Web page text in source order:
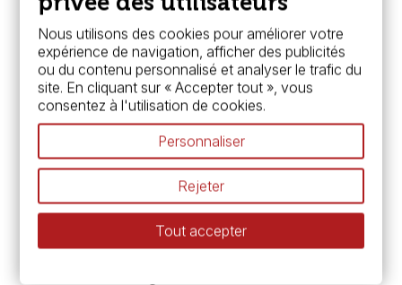
Services
Carte fidélité & avantages
Chèque cadeau, bon cadeaux
Devis & bon de commande
Pass culture - mode d'emploi
Nos promotions en cours
Espace conseils
L’aquarelle en tubes ou en godets ?
Le vocabulaire technique de l’aquarelle
Différence entre peinture Fine et Extra-fine
Préparer une toile pour peinture à l'huile et acrylique
Nous utilisons des cookies pour améliorer votre
expérience de navigation, afficher des publicités
ou du contenu personnalisé et analyser le trafic du
site. En cliquant sur « Accepter tout », vous
consentez à l'utilisation de cookies.
Personnaliser
Rejeter
Tout accepter